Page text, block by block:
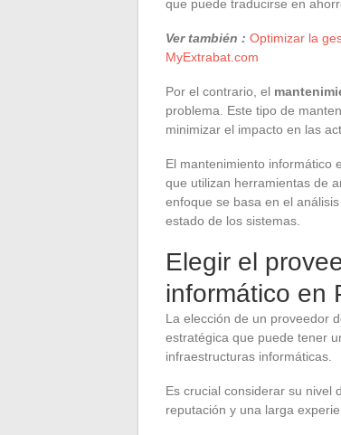
que puede traducirse en
Ver también : Optimizar la
MyExtrabat.com
Por el contrario, el
problema. Este tipo de
minimizar el impacto en las
El mantenimiento informático
que utilizan herramientas de
enfoque se basa en el
estado de los sistemas.
Elegir el
informático en
La elección de un proveedor
estratégica que puede tener
infraestructuras informáticas.
Es crucial considerar su nivel
reputación y una larga